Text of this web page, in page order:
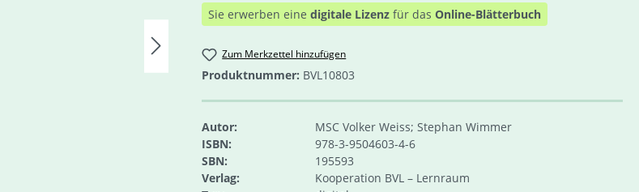
Sie erwerben eine digitale Lizenz für das Online-Blätterbuch
Zum Merkzettel hinzufügen
Produktnummer: BVL10803
Autor:
MSC Volker Weiss; Stephan Wimmer
ISBN:
978-3-9504603-4-6
SBN:
195593
Verlag:
Kooperation BVL – Lernraum